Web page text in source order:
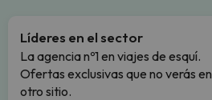
Líderes en el sector
La agencia nº1 en viajes de esquí.
Ofertas exclusivas que no verás en
otro sitio.